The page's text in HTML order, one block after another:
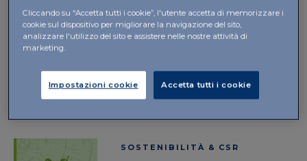
AREE TERAPEUTICHE
IBSA all'Isokinetic 2026: un
impegno concreto nella
medicina dello sport
SOSTENIBILITÀ & CSR
Cliccando su “Accetta tutti i cookie”, l'utente accetta di memorizzare i
cookie sul dispositivo per migliorare la navigazione del sito,
analizzare l'utilizzo del sito e assistere nelle nostre attività di
marketing.
Impostazioni cookie Accetta tutti i cookie